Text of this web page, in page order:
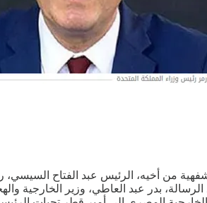
من أخيه، الرئيس عبد الفتاح
الرسالة، بدر عبد العاطي، وزير